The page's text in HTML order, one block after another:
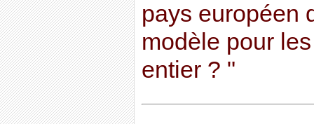
pays européen
modèle pour
entier ? "